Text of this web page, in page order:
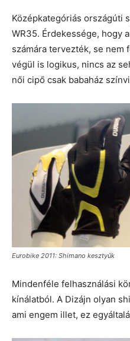
Középkategóriás országúti
WR35. Érdekessége, hogy
számára tervezték, se nem
végül is logikus, nincs az
női cipő csak babaház
Eurobike 2011: Shimano kesztyűk
Mindenféle felhasználási
kínálatból. A Dizájn olyan
ami engem illet, ez